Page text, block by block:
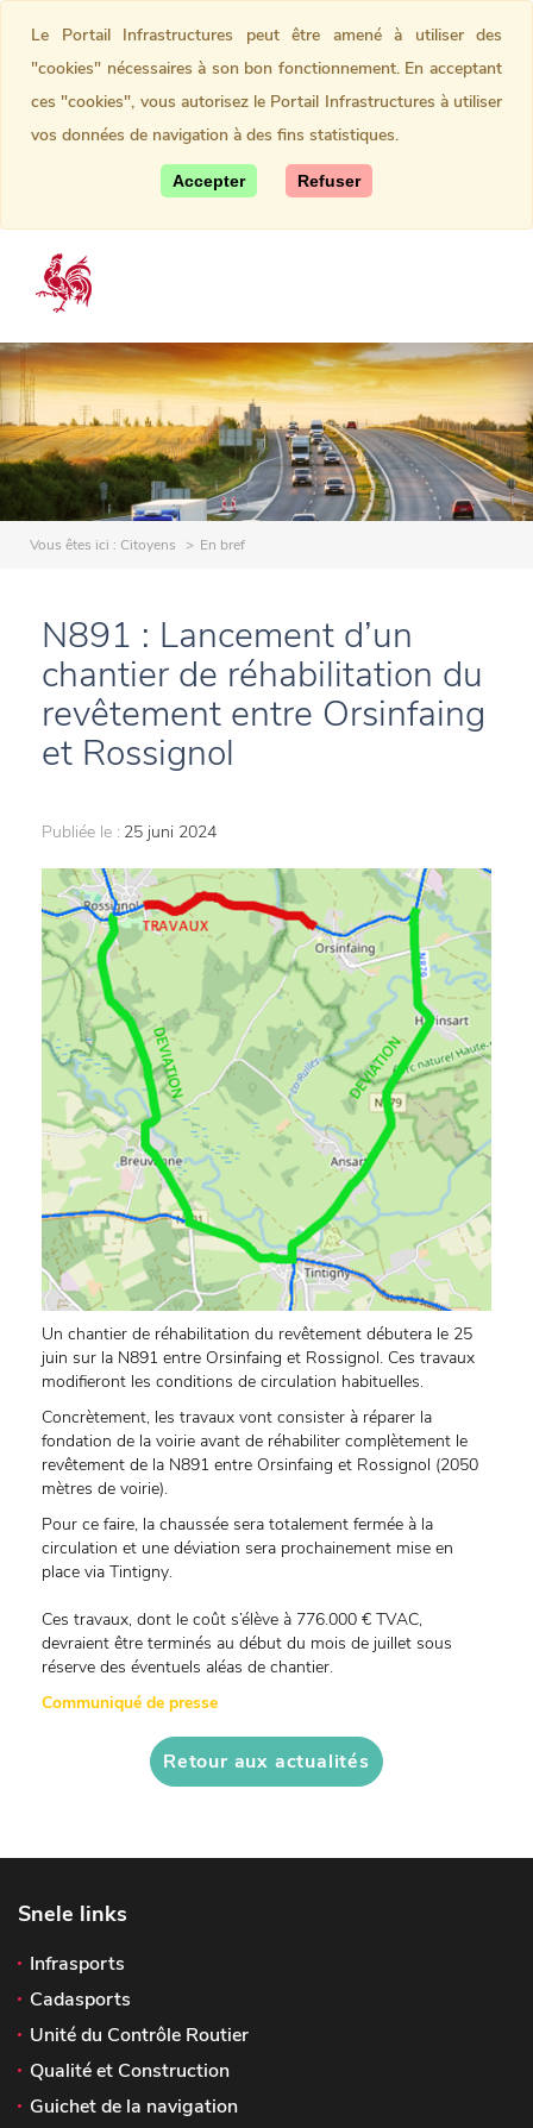
Vous êtes ici : Citoyens En bref
N891 : Lancement d’un
chantier de réhabilitation du
revêtement entre Orsinfaing
et Rossignol
Publiée le : 25 juni 2024
Un chantier de réhabilitation du revêtement débutera le 25
juin sur la N891 entre Orsinfaing et Rossignol. Ces travaux
modifieront les conditions de circulation habituelles.
Concrètement, les travaux vont consister à réparer la
fondation de la voirie avant de réhabiliter complètement le
revêtement de la N891 entre Orsinfaing et Rossignol (2050
mètres de voirie).
Pour ce faire, la chaussée sera totalement fermée à la
circulation et une déviation sera prochainement mise en
place via Tintigny.
Ces travaux, dont le coût s’élève à 776.000 € TVAC,
devraient être terminés au début du mois de juillet sous
réserve des éventuels aléas de chantier.
Communiqué de presse
Retour aux actualités
Snele links
Infrasports
Cadasports
Unité du Contrôle Routier
Qualité et Construction
Guichet de la navigation
Le Portail Infrastructures peut être amené à utiliser des
"cookies" nécessaires à son bon fonctionnement. En acceptant
ces "cookies", vous autorisez le Portail Infrastructures à utiliser
vos données de navigation à des fins statistiques.
Accepter Refuser